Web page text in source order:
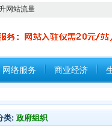
网站流量
网络服务 商业经济
类: 政府组织